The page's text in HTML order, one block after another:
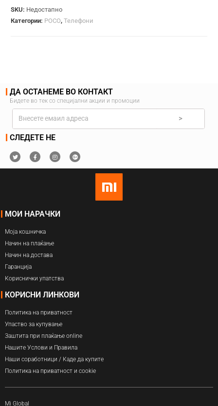
SKU: Недостапно
Категории: POCO,Телефони
ДА ОСТАНЕМЕ ВО КОНТАКТ
Бидете во тек со специјални акции и промоции
>
СЛЕДЕТЕ НЕ
МОИ НАРАЧКИ
Моја кошничка
Начин на плаќање
Начин на достава
Гаранција
Кориснички упатства
КОРИСНИ ЛИНКОВИ
Политика на приватност
Упаство за купување
Заштита при плаќање online
Нашите Услови и Правила
Наши соработници / Каде да купите
Политика на приватност и cookie
Mi Global